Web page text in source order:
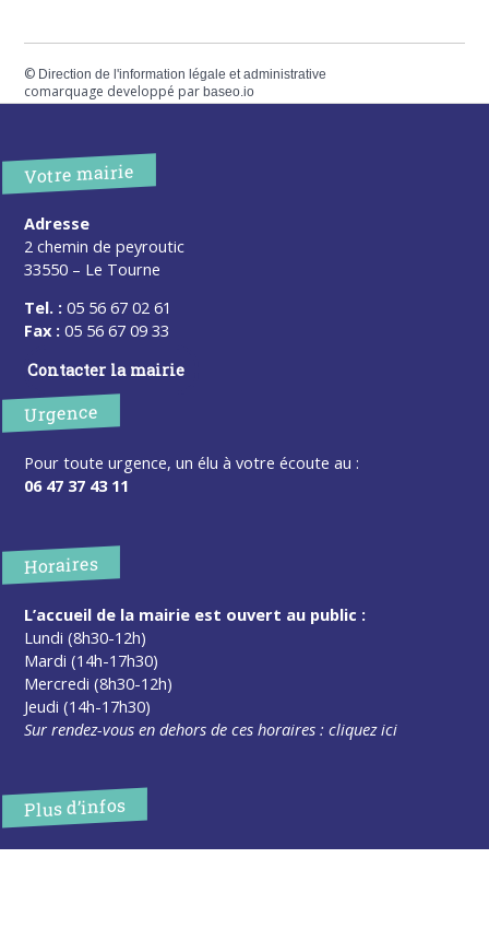
© Direction de l'information légale et administrative
comarquage developpé parbaseo.io
Votre mairie
Adresse
2 chemin de peyroutic
33550 – Le Tourne
Tel. : 05 56 67 02 61
Fax : 05 56 67 09 33
Contacter la mairie
Urgence
Pour toute urgence, un élu à votre écoute au :
06 47 37 43 11
Horaires
L’accueil de la mairie est ouvert au public :
Lundi (8h30-12h)
Mardi (14h-17h30)
Mercredi (8h30-12h)
Jeudi (14h-17h30)
Sur rendez-vous en dehors de ces horaires :cliquez ici
Plus d’infos